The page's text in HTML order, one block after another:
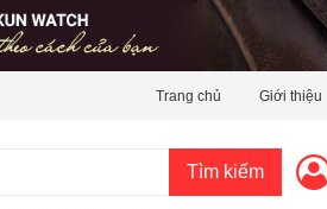
Trang chủ Giới thiệu
Tìm kiếm